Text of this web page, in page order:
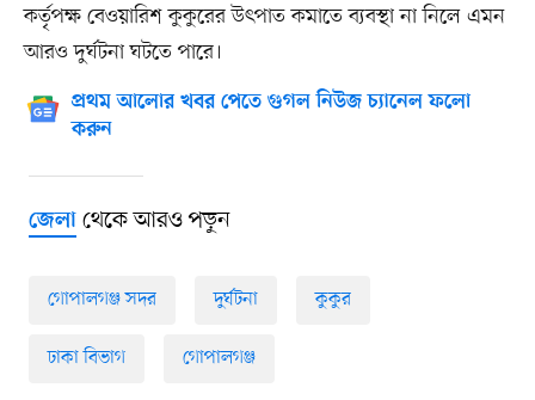
কর্তৃপক্ষ বেওয়ারিশ কুকুরের উৎপাত কমাতে ব্যবস্থা না নিলে এমন
আরও দুর্ঘটনা ঘটতে পারে।
প্রথম আলোর খবর পেতে গুগল নিউজ চ্যানেল ফলো
করুন
জেলাথেকে আরও পড়ুন
গোপালগঞ্জ সদর দুর্ঘটনা কুকুর
ঢাকা বিভাগ গোপালগঞ্জ